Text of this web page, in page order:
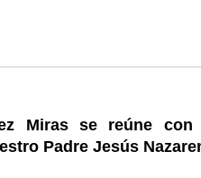
Miras se reúne
Padre Jesús